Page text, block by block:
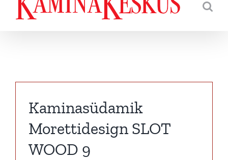
Kaminasüdamik
Morettidesign SLOT
WOOD 9